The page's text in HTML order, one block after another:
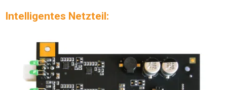
Intelligentes Netzteil: